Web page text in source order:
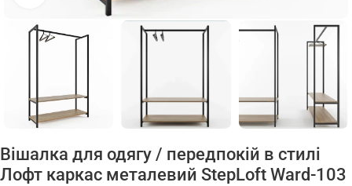
Вішалка для одягу / передпокій в стилі
Лофт каркас металевий StepLoft Ward-103